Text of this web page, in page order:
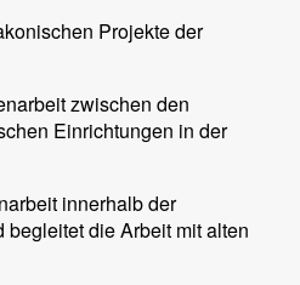
Projekte der
zwischen den
Einrichtungen in der
innerhalb der
die Arbeit mit alten